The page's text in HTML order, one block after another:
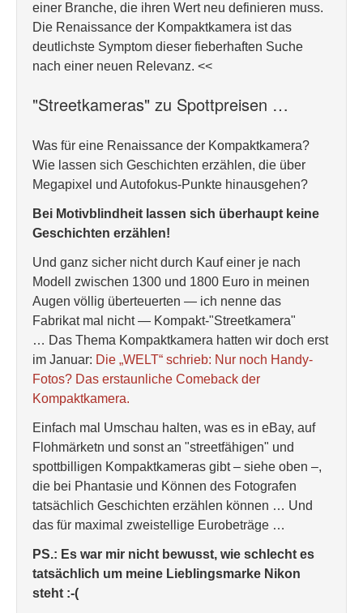
einer Branche, die ihren Wert neu definieren muss.
Die Renaissance der Kompaktkamera ist das
deutlichste Symptom dieser fieberhaften Suche
nach einer neuen Relevanz. <<
"Streetkameras" zu Spottpreisen …
Was für eine Renaissance der Kompaktkamera?
Wie lassen sich Geschichten erzählen, die über
Megapixel und Autofokus-Punkte hinausgehen?
Bei Motivblindheit lassen sich überhaupt keine
Geschichten erzählen!
Und ganz sicher nicht durch Kauf einer je nach
Modell zwischen 1300 und 1800 Euro in meinen
Augen völlig überteuerten — ich nenne das
Fabrikat mal nicht — Kompakt-"Streetkamera"
… Das Thema Kompaktkamera hatten wir doch erst
im Januar: Die „WELT“ schrieb: Nur noch Handy-
Fotos? Das erstaunliche Comeback der
Kompaktkamera.
Einfach mal Umschau halten, was es in eBay, auf
Flohmärketn und sonst an "streetfähigen" und
spottbilligen Kompaktkameras gibt – siehe oben –,
die bei Phantasie und Können des Fotografen
tatsächlich Geschichten erzählen können … Und
das für maximal zweistellige Eurobeträge …
PS.: Es war mir nicht bewusst, wie schlecht es
tatsächlich um meine Lieblingsmarke Nikon
steht :-(